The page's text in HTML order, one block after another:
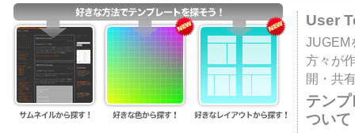
User
JUGEM
方々が
開・共
テン
ついて